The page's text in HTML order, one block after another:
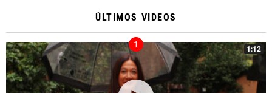
ÚLTIMOS VIDEOS
1:12